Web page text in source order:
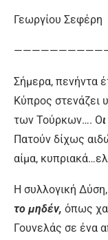
Γεωργίου Σεφέρη
Σήμερα, πενήντα
Κύπρος στενάζει
των Τούρκων…. Ο
Πατούν δίχως
αίμα,
Η συλλογική Δύση,
το μηδέν, όπως
Γουνελάς σε ένα